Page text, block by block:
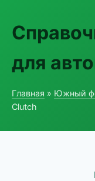
для
Главная » Южный
Clutch